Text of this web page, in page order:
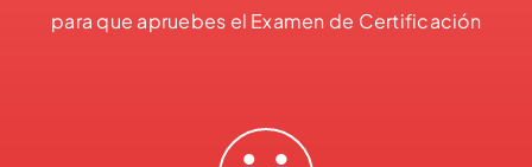
para que apruebes el Examen de Certificación